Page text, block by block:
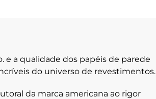
e a qualidade dos papéis de parede
do universo de revestimentos.
da marca americana ao rigor